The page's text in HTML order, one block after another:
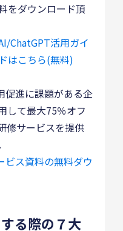
をダウンロード頂
ChatGPT活用ガイ
はこちら(無料)
促進に課題がある企
して最大75％オフ
修サービスを提供
ビス資料の無料ダウ
る際の７大